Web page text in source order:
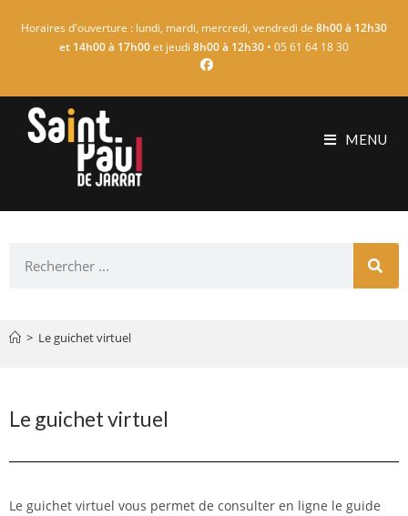
Horaires d'ouverture : lundi, mardi, mercredi, vendredi de 8h00 à 12h30
et 14h00 à 17h00et jeudi 8h00 à 12h30 • 05 61 64 18 30
MENU
> Le guichet virtuel
Le guichet virtuel
Le guichet virtuel vous permet de consulter en ligne le guide